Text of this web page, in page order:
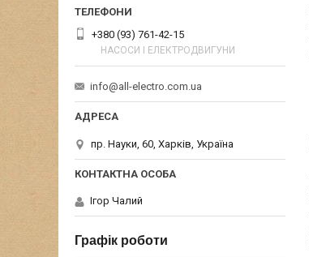
+380 (93) 761-42-15
НАСОСИ І ЕЛЕКТРОДВИГУНИ
info@all-electro.com.ua
пр. Науки, 60, Харків, Україна
Ігор Чалий
Графік роботи